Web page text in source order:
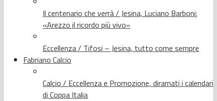
Il centenario che verrà / Jesina, Luciano Barboni:
«Arezzo il ricordo più vivo»
Eccellenza / Tifosi – Jesina, tutto come sempre
Fabriano Calcio
Calcio / Eccellenza e Promozione, diramati i calendari
di Coppa Italia